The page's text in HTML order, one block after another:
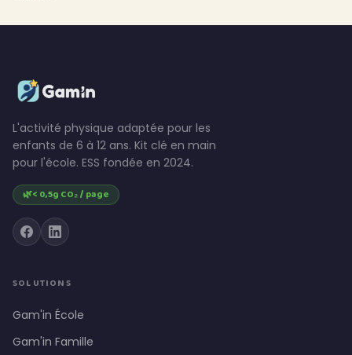
L'activité physique adaptée pour les
enfants de 6 à 12 ans. Kit clé en main
pour l'école. ESS fondée en 2024.
🌿< 0,5g CO₂ / page
SOLUTIONS
Gam'in École
Gam'in Famille